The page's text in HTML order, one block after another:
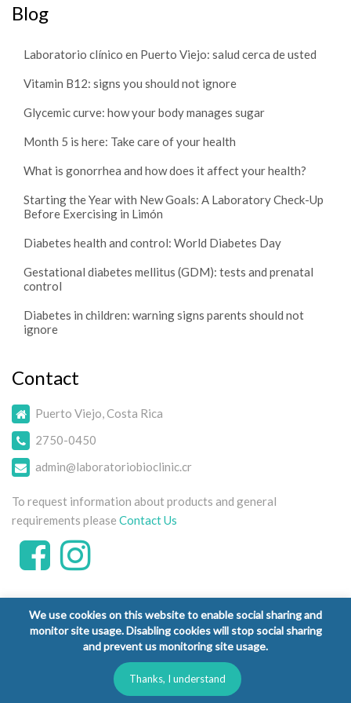
Blog
Laboratorio clínico en Puerto Viejo: salud cerca de usted
Vitamin B12: signs you should not ignore
Glycemic curve: how your body manages sugar
Month 5 is here: Take care of your health
What is gonorrhea and how does it affect your health?
Starting the Year with New Goals: A Laboratory Check-Up
Before Exercising in Limón
Diabetes health and control: World Diabetes Day
Gestational diabetes mellitus (GDM): tests and prenatal
control
Diabetes in children: warning signs parents should not
ignore
Contact
Puerto Viejo, Costa Rica
2750-0450
admin@laboratoriobioclinic.cr
To request information about products and general
requirements please Contact Us
Copyright © 2026 Laboratorio Clínico Bioclinic - All Rights
Terms and Conditions
We use cookies on this website to enable social sharing and
monitor site usage. Disabling cookies will stop social sharing
and prevent us monitoring site usage.
Thanks, I understand